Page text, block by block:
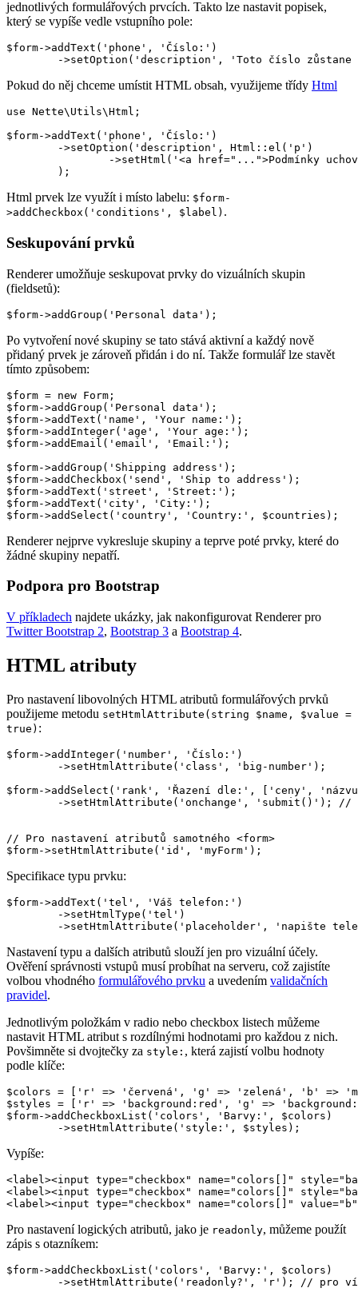
jednotlivých formulářových prvcích. Takto lze nastavit popisek,
který se vypíše vedle vstupního pole:
$form->addText('phone', 'Číslo:')
Pokud do něj chceme umístit HTML obsah, využijeme třídy Html
use Nette\Utils\Html;
$form->addText('phone', 'Číslo:')
Html prvek lze využít i místo labelu: $form-
>addCheckbox('conditions', $label) .
Seskupování prvků
Renderer umožňuje seskupovat prvky do vizuálních skupin
(fieldsetů):
Po vytvoření nové skupiny se tato stává aktivní a každý nově
přidaný prvek je zároveň přidán i do ní. Takže formulář lze stavět
tímto způsobem:
$form = new Form;
$form->addGroup('Personal data');
$form->addText('name', 'Your name:');
$form->addInteger('age', 'Your age:');
$form->addEmail('email', 'Email:');
$form->addGroup('Shipping address');
$form->addCheckbox('send', 'Ship to address');
$form->addText('street', 'Street:');
$form->addText('city', 'City:');
Renderer nejprve vykresluje skupiny a teprve poté prvky, které do
žádné skupiny nepatří.
Podpora pro Bootstrap
V příkladech najdete ukázky, jak nakonfigurovat Renderer pro
Twitter Bootstrap 2, Bootstrap 3 a Bootstrap 4.
HTML atributy
Pro nastavení libovolných HTML atributů formulářových prvků
použijeme metodu setHtmlAttribute(string $name, $value =
true) :
$form->addInteger('number', 'Číslo:')
$form->addSelect('rank', 'Řazení dle:', ['ceny',
// Pro nastavení atributů samotného <form>
Specifikace typu prvku:
$form->addText('tel', 'Váš telefon:')
Nastavení typu a dalších atributů slouží jen pro vizuální účely.
Ověření správnosti vstupů musí probíhat na serveru, což zajistíte
volbou vhodného formulářového prvku a uvedením validačních
pravidel.
Jednotlivým položkám v radio nebo checkbox listech můžeme
nastavit HTML atribut s rozdílnými hodnotami pro každou z nich.
Povšimněte si dvojtečky za style: , která zajistí volbu hodnoty
podle klíče:
$colors = ['r' => 'červená', 'g' => 'zelená', 'b' =>
$styles = ['r' => 'background:red', 'g' =>
$form->addCheckboxList('colors', 'Barvy:', $colors)
Vypíše:
<label><input type="checkbox" name="colors[]"
<label><input type="checkbox" name="colors[]"
Pro nastavení logických atributů, jako je readonly, můžeme použít
zápis s otazníkem:
$form->addCheckboxList('colors', 'Barvy:', $colors)